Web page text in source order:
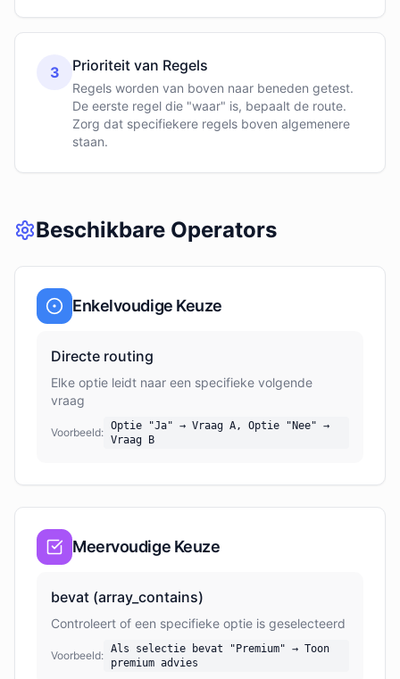
3 Prioriteit van Regels
Regels worden van boven naar beneden getest.
De eerste regel die "waar" is, bepaalt de route.
Zorg dat specifiekere regels boven algemenere
staan.
Beschikbare Operators
Enkelvoudige Keuze
Directe routing
Elke optie leidt naar een specifieke volgende
vraag
Voorbeeld: Optie "Ja" → Vraag A, Optie "Nee" →
Vraag B
Meervoudige Keuze
bevat (array_contains)
Controleert of een specifieke optie is geselecteerd
Voorbeeld: Als selectie bevat "Premium" → Toon
premium advies